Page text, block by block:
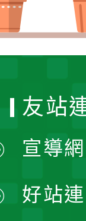
友站
宣導
好站